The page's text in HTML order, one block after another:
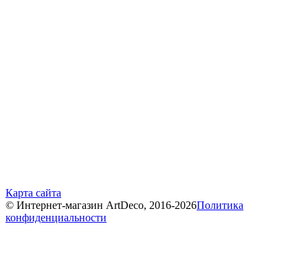
Карта сайта
© Интернет-магазин ArtDeco, 2016-2026Политика
конфиденциальности